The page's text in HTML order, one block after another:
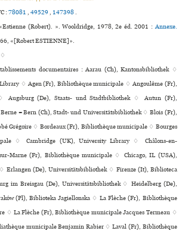
:78081,49529, 147398.
(Robert). ». Wooldridge, 1978, 2e éd. 2001 :Annexe.
«[Robert ESTIENNE]».
documentaires : Aarau (Ch), Kantonsbibliothek ♢
♢ Agen (Fr), Bibliothèque muni­ci­pale ♢ Angoulême (Fr),
Augsburg (De), Staats- und Stadtbibliothek ♢ Autun (Fr),
= Bern (Ch), Stadt- und Universitätsbibliothek ♢ Blois (Fr),
Grégoire ♢ Bordeaux (Fr), Bibliothèque muni­ci­pale ♢ Bourges
♢ Cambridge (UK), University Library ♢ Châlons-en-
sur-Marne (Fr), Bibliothèque muni­ci­pale ♢ Chicago, IL (USA),
Erlangen (De), Universitätsbibliothek ♢ Firenze (It), Biblioteca
im Breisgau (De), Universitätsbibliothek ♢ Heidelberg (De),
(Pl), Biblioteka Jagiellonska ♢ La Flèche (Fr), Bibliothèque
♢ La Flèche (Fr), Bibliothèque muni­ci­pale Jacques Termeau ♢
muni­ci­pale Benjamin Rabier ♢ Laval (Fr), Bibliothèque